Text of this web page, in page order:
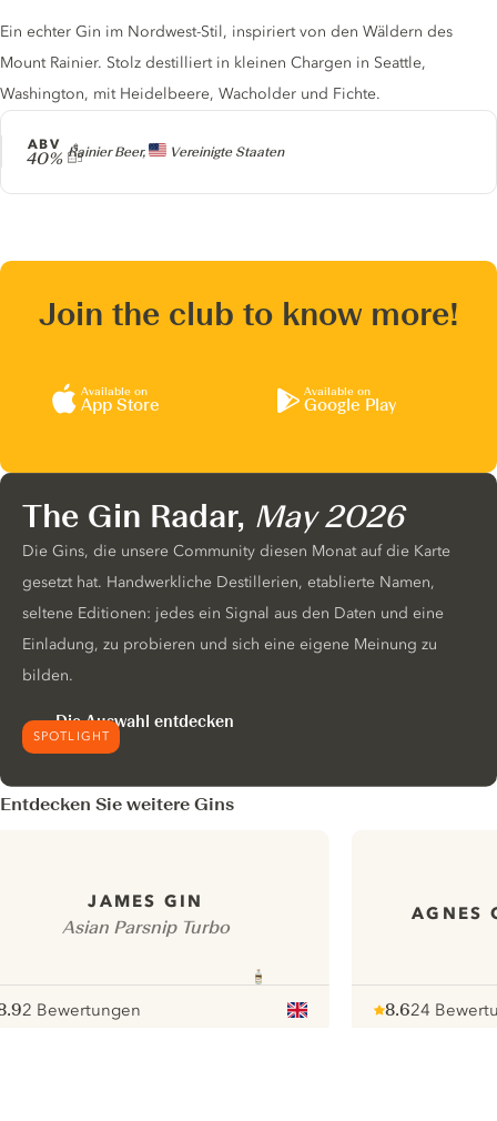
Producer
Rainier Beer, Vereinigte Staaten
ABV
40%
Gin description
Ein echter Gin im Nordwest-Stil, inspiriert von den Wäldern des
Mount Rainier. Stolz destilliert in kleinen Chargen in Seattle,
Washington, mit Heidelbeere, Wacholder und Fichte.
Join the club to know more!
Available on
App Store
Available on
Google Play
SPOTLIGHT
The Gin Radar, May 2026
Die Gins, die unsere Community diesen Monat auf die Karte
gesetzt hat. Handwerkliche Destillerien, etablierte Namen,
seltene Editionen: jedes ein Signal aus den Daten und eine
Einladung, zu probieren und sich eine eigene Meinung zu
bilden.
Die Auswahl entdecken
Entdecken Sie weitere Gins
JAMES GIN
Asian Parsnip Turbo
2 Bewertungen
AGNES
8.624